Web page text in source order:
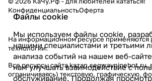
Файлы cookie
Мы используем файлы cookie,
нашими специалистами и третьими
анализа событий на нашем веб-
нам улучшать взаимодействие с
обслуживание. Продолжая
КонфиденциальностьОферта
На информационном ресурсе применяются
технологии.
Все ресурсы сайта kazan.segwayninebot.ru,
ограничиваясь) текстовую, графическую,